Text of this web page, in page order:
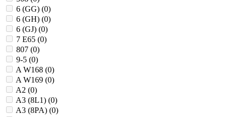
6 (GG) (0)
6 (GH) (0)
6 (GJ) (0)
7 E65 (0)
807 (0)
9-5 (0)
A W168 (0)
A W169 (0)
A2 (0)
A3 (8L1) (0)
A3 (8PA) (0)